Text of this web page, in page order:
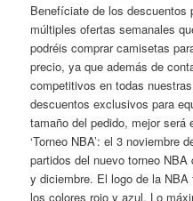
Benefíciate de los descuentos
múltiples ofertas semanales
podréis comprar camisetas
precio, ya que además de
competitivos en todas
descuentos exclusivos para
tamaño del pedido, mejor
‘Torneo NBA’: el 3 noviembre
partidos del nuevo torneo
y diciembre. El logo de la
los colores rojo y azul. Lo